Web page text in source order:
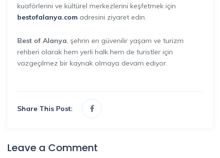
kuaförlerini ve kültürel merkezlerini keşfetmek için
bestofalanya.com adresini ziyaret edin.
Best of Alanya, şehrin en güvenilir yaşam ve turizm
rehberi olarak hem yerli halk hem de turistler için
vazgeçilmez bir kaynak olmaya devam ediyor.
Share This Post:
Leave a Comment